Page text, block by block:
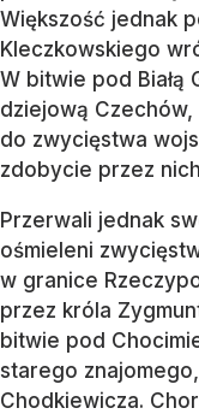
Większość jednak
Kleczkowskiego
W bitwie pod Białą
dziejową
do zwycięstwa
zdobycie przez
Przerwali jednak
ośmieleni
w granice
przez króla
bitwie pod
starego
Chodkiewicza.